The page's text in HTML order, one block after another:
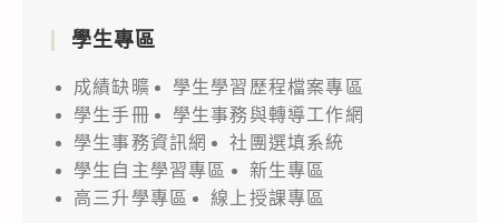
學生專區
成績缺曠
學生學習歷程檔案專區
學生手冊
學生事務與轉導工作網
學生事務資訊網
社團選填系統
學生自主學習專區
新生專區
高三升學專區
線上授課專區